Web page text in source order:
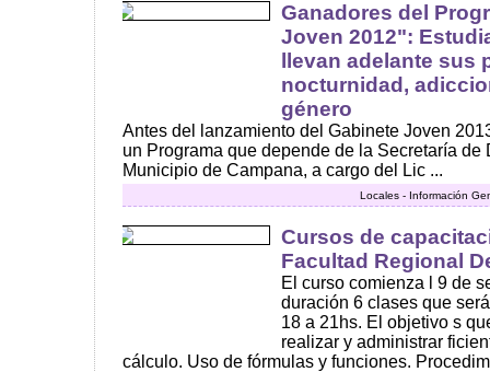
Ganadores del
Joven 2012":
llevan adelante sus
nocturnidad,
género
Antes del lanzamiento del Gabinete Joven
un Programa que depende de la Secretaría de
Municipio de Campana, a cargo del Lic ...
Locales - Información
Cursos de
Facultad Regional
El curso comienza l 9 de
duración 6 clases que
18 a 21hs. El objetivo s
realizar y administrar
cálculo. Uso de fórmulas y funciones.